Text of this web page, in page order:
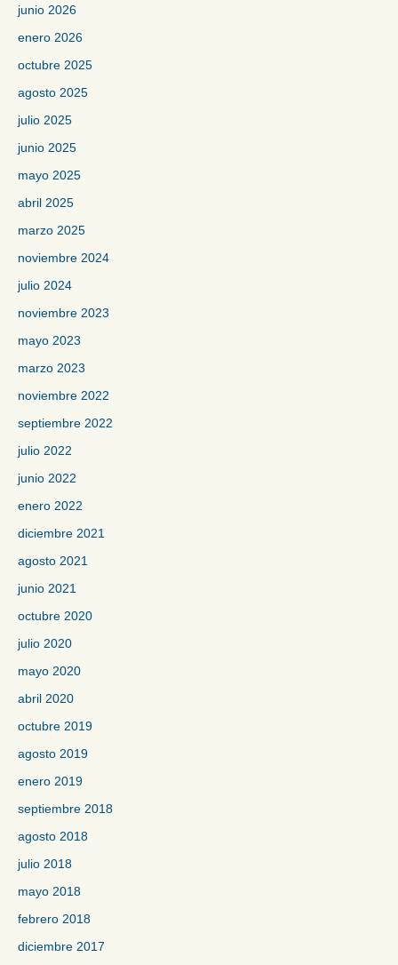
junio 2026
enero 2026
octubre 2025
agosto 2025
julio 2025
junio 2025
mayo 2025
abril 2025
marzo 2025
noviembre 2024
julio 2024
noviembre 2023
mayo 2023
marzo 2023
noviembre 2022
septiembre 2022
julio 2022
junio 2022
enero 2022
diciembre 2021
agosto 2021
junio 2021
octubre 2020
julio 2020
mayo 2020
abril 2020
octubre 2019
agosto 2019
enero 2019
septiembre 2018
agosto 2018
julio 2018
mayo 2018
febrero 2018
diciembre 2017